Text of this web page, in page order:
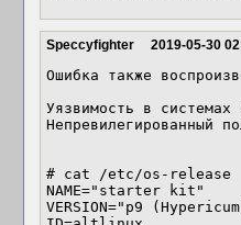
Speccyfighter 2019-05-30
Ошибка также
Уязвимость в
Непревилегированный
# cat /etc/os-release
NAME="starter kit"
VERSION="p9